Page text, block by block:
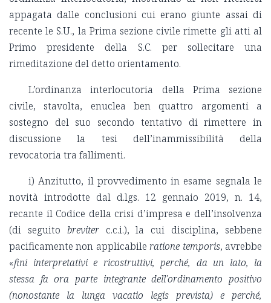
appagata dalle conclusioni cui erano giunte assai di
recente le S.U., la Prima sezione civile rimette gli atti al
Primo presidente della S.C. per sollecitare una
rimeditazione del detto orientamento.
L’ordinanza interlocutoria della Prima sezione
civile, stavolta, enuclea ben quattro argomenti a
sostegno del suo secondo tentativo di rimettere in
discussione la tesi dell’inammissibilità della
revocatoria tra fallimenti.
i) Anzitutto, il provvedimento in esame segnala le
novità introdotte dal d.lgs. 12 gennaio 2019, n. 14,
recante il Codice della crisi d’impresa e dell’insolvenza
(di seguito breviterc.c.i.), la cui disciplina, sebbene
pacificamente non applicabileratione temporis, avrebbe
«fini interpretativi e ricostruttivi, perché, da un lato, la
stessa fa ora parte integrante dell'ordinamento positivo
(nonostante la lunga vacatio legis prevista) e perché,